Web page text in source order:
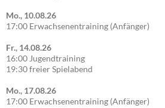
Mo., 10.08.26
17:00 Erwachsenentraining (Anfänger)
Fr., 14.08.26
16:00 Jugendtraining
19:30 freier Spielabend
Mo., 17.08.26
17:00 Erwachsenentraining (Anfänger)